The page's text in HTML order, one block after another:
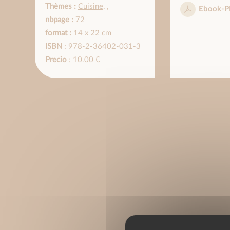
Thèmes : Cuisine, ,
nbpage :72
format :14 x 22 cm
ISBN : 978-2-36402-031-3
Precio: 10.00 €
Ebook-